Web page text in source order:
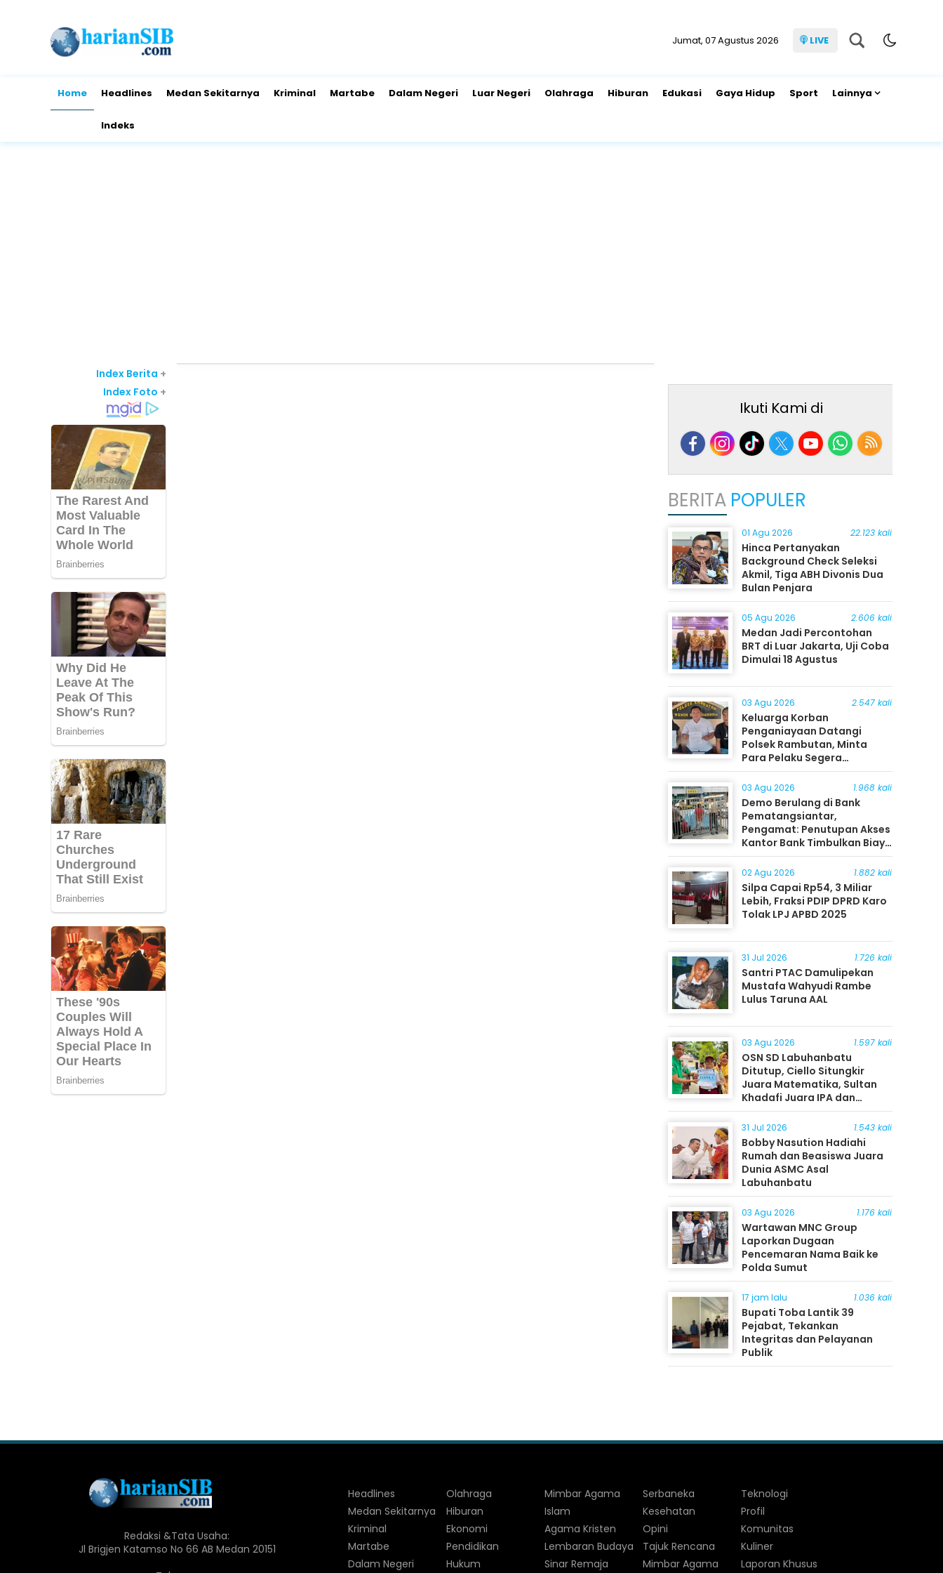
Jumat, 07 Agustus 2026 LIVE
Home Headlines Medan Sekitarnya Kriminal Martabe Dalam Negeri Luar Negeri Olahraga Hiburan Edukasi Gaya Hidup Sport Lainnya
Indeks
Index Berita +
Index Foto +
Ikuti Kami di
BERITA POPULER
01 Agu 2026 22.123 kali
Hinca Pertanyakan
Background Check Seleksi
Akmil, Tiga ABH Divonis Dua
Bulan Penjara
05 Agu 2026 2.606 kali
Medan Jadi Percontohan
BRT di Luar Jakarta, Uji Coba
Dimulai 18 Agustus
03 Agu 2026 2.547 kali
Keluarga Korban
Penganiayaan Datangi
Polsek Rambutan, Minta
Para Pelaku Segera
Ditangkap
03 Agu 2026 1.968 kali
Demo Berulang di Bank
Pematangsiantar,
Pengamat: Penutupan Akses
Kantor Bank Timbulkan Biaya
Ekonomi bagi Masyarakat
02 Agu 2026 1.882 kali
Silpa Capai Rp54, 3 Miliar
Lebih, Fraksi PDIP DPRD Karo
Tolak LPJ APBD 2025
31 Jul 2026 1.726 kali
Santri PTAC Damulipekan
Mustafa Wahyudi Rambe
Lulus Taruna AAL
03 Agu 2026 1.597 kali
OSN SD Labuhanbatu
Ditutup, Ciello Situngkir
Juara Matematika, Sultan
Khadafi Juara IPA dan
Timothy Rangkuti Juara IPS
31 Jul 2026 1.543 kali
Bobby Nasution Hadiahi
Rumah dan Beasiswa Juara
Dunia ASMC Asal
Labuhanbatu
03 Agu 2026 1.176 kali
Wartawan MNC Group
Laporkan Dugaan
Pencemaran Nama Baik ke
Polda Sumut
17 jam lalu 1.036 kali
Bupati Toba Lantik 39
Pejabat, Tekankan
Integritas dan Pelayanan
Publik
Redaksi &Tata Usaha:
Jl Brigjen Katamso No 66 AB Medan 20151
Headlines
Medan Sekitarnya
Kriminal
Martabe
Dalam Negeri
Olahraga
Hiburan
Ekonomi
Pendidikan
Hukum
Mimbar Agama
Islam
Agama Kristen
Lembaran Budaya
Sinar Remaja
Serbaneka
Kesehatan
Opini
Tajuk Rencana
Mimbar Agama
Teknologi
Profil
Komunitas
Kuliner
Laporan Khusus